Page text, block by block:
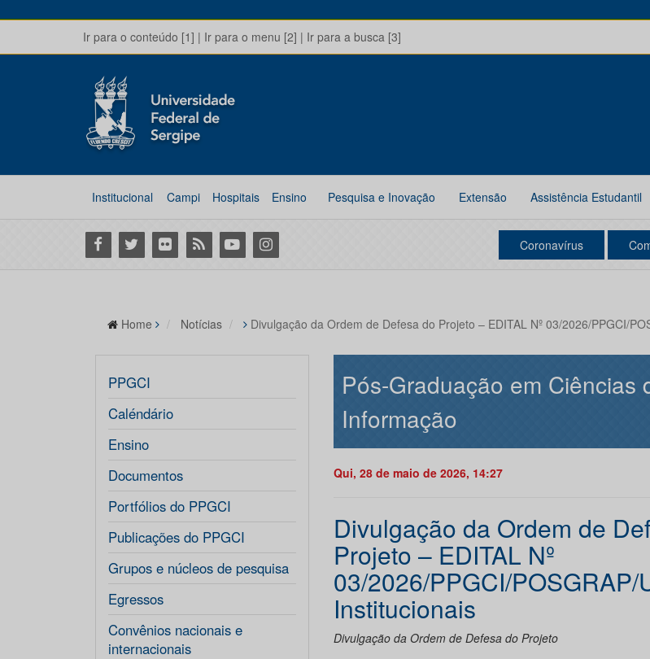
Ir para o conteúdo [1] | Ir para o menu [2] | Ir para a busca [3]
Institucional Campi Hospitais Ensino Pesquisa e Inovação Extensão Assistência Estudantil
Facebook
Twitter Flickr RSS YoutubeInstagram Coronavírus
Home Notícias Divulgação da Ordem de Defesa do Projeto – EDITAL Nº 03/2026/PPGCI/
PPGCI
Caléndário
Ensino
Documentos
Portfólios do PPGCI
Publicações do PPGCI
Grupos e núcleos de pesquisa
Egressos
Convênios nacionais e
internacionais
Pós-Graduação em Ciências
Informação
Qui, 28 de maio de 2026, 14:27
Divulgação da Ordem de
Projeto – EDITAL Nº
03/2026/PPGCI/POSGRAP/
Institucionais
Divulgação da Ordem de Defesa do Projeto